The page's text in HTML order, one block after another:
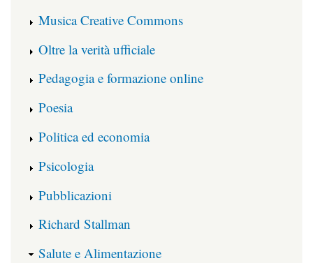
Musica Creative Commons
Oltre la verità ufficiale
Pedagogia e formazione online
Poesia
Politica ed economia
Psicologia
Pubblicazioni
Richard Stallman
Salute e Alimentazione